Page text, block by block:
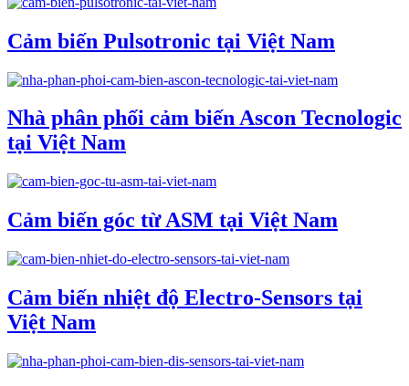
Cảm biến Pulsotronic tại Việt Nam
Nhà phân phối cảm biến Ascon Tecnologic
tại Việt Nam
Cảm biến góc từ ASM tại Việt Nam
Cảm biến nhiệt độ Electro-Sensors tại
Việt Nam